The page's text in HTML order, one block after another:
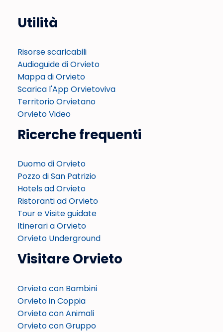
Utilità
Risorse scaricabili
Audioguide di Orvieto
Mappa di Orvieto
Scarica l'App Orvietoviva
Territorio Orvietano
Orvieto Video
Ricerche frequenti
Duomo di Orvieto
Pozzo di San Patrizio
Hotels ad Orvieto
Ristoranti ad Orvieto
Tour e Visite guidate
Itinerari a Orvieto
Orvieto Underground
Visitare Orvieto
Orvieto con Bambini
Orvieto in Coppia
Orvieto con Animali
Orvieto con Gruppo